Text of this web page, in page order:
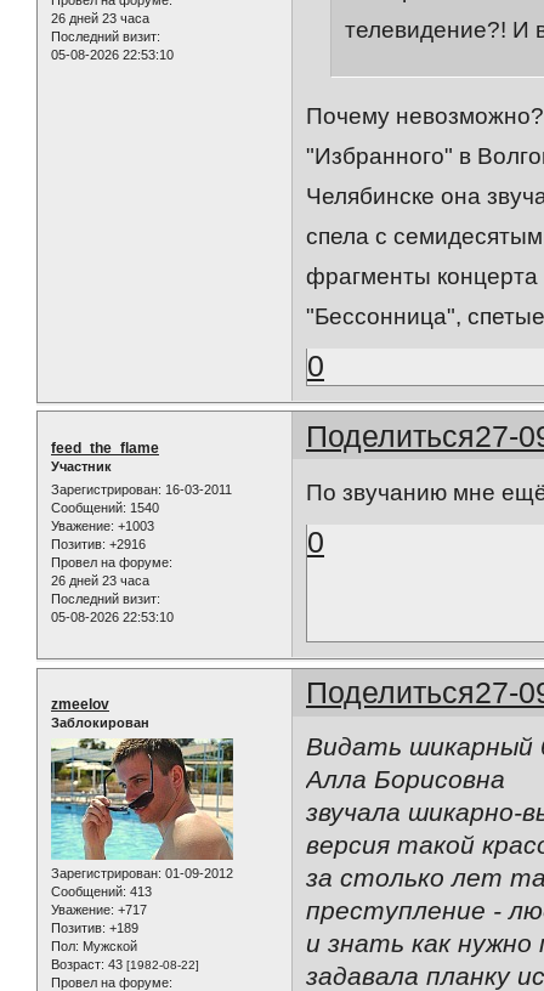
26 дней 23 часа
Последний визит:
05-08-2026 22:53:10
телевидение?! И
Почему
"Избранного" в
Челябинске она
спела с
фрагменты концерта
"Бессонница",
0
Поделиться27-
feed_the_flame
Участник
Зарегистрирован: 16-03-2011
Сообщений: 1540
Уважение: +1003
Позитив: +2916
Провел на форуме:
26 дней 23 часа
Последний визит:
05-08-2026 22:53:10
По звучанию мне
0
Поделиться27-
zmeelov
Заблокирован
Зарегистрирован: 01-09-2012
Сообщений: 413
Уважение: +717
Позитив: +189
Пол: Мужской
Возраст: 43 [1982-08-22]
Провел на форуме:
Видать шикарный
Алла Борисовна
звучала шикарно-
версия такой
за столько лет
преступление -
и знать как нужно
задавала планку